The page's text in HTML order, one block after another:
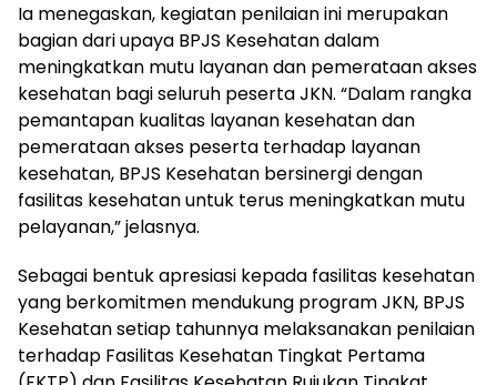
Ia menegaskan, kegiatan penilaian ini merupakan
bagian dari upaya BPJS Kesehatan dalam
meningkatkan mutu layanan dan pemerataan akses
kesehatan bagi seluruh peserta JKN. “Dalam rangka
pemantapan kualitas layanan kesehatan dan
pemerataan akses peserta terhadap layanan
kesehatan, BPJS Kesehatan bersinergi dengan
fasilitas kesehatan untuk terus meningkatkan mutu
pelayanan,” jelasnya.
Sebagai bentuk apresiasi kepada fasilitas kesehatan
yang berkomitmen mendukung program JKN, BPJS
Kesehatan setiap tahunnya melaksanakan penilaian
terhadap Fasilitas Kesehatan Tingkat Pertama